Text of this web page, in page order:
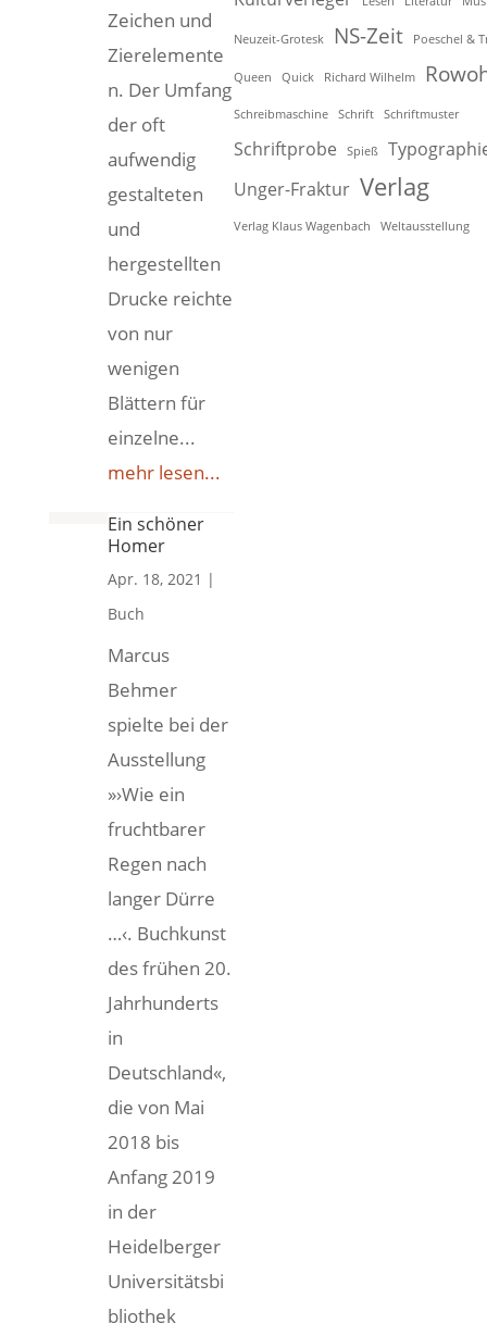
Zeichen und
Zierelemente
n. Der Umfang
der oft
aufwendig
gestalteten
und
hergestellten
Drucke reichte
von nur
wenigen
Blättern für
einzelne...
mehr lesen...
Ein schöner
Homer
Apr. 18, 2021 |
Buch
Marcus
Behmer
spielte bei der
Ausstellung
»›Wie ein
fruchtbarer
Regen nach
langer Dürre
…‹. Buchkunst
des frühen 20.
Jahrhunderts
in
Deutschland«,
die von Mai
2018 bis
Anfang 2019
in der
Heidelberger
Universitätsbi
bliothek
Neuzeit-Grotesk NS-Zeit Poeschel &
Queen Quick Richard Wilhelm
Schreibmaschine Schrift Schriftmuster
Schriftprobe Spieß
Unger-Fraktur Verlag
Verlag Klaus Wagenbach Weltausstellung